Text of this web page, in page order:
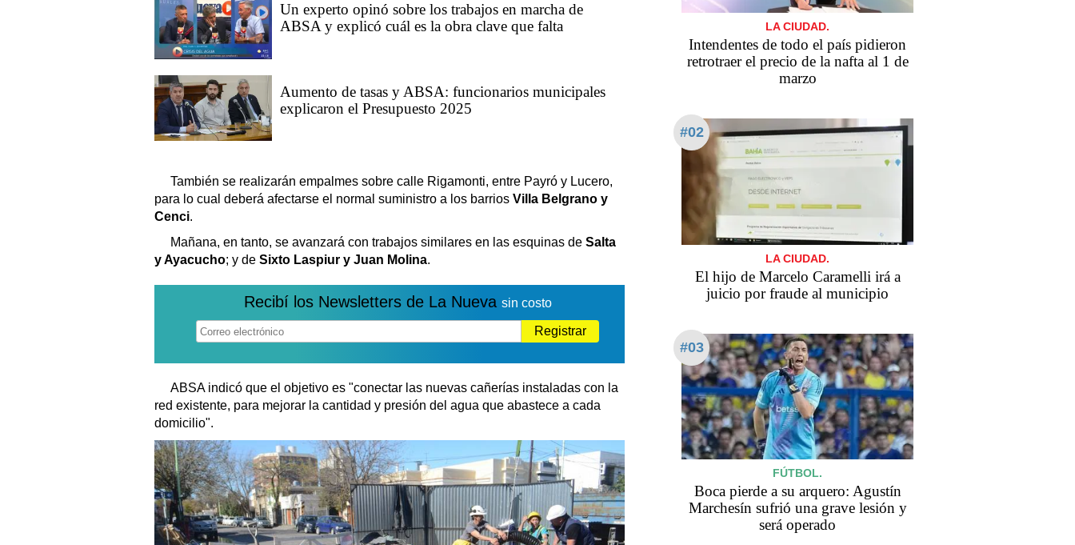
Un experto opinó sobre los trabajos en marcha de
ABSA y explicó cuál es la obra clave que falta
Aumento de tasas y ABSA: funcionarios municipales
explicaron el Presupuesto 2025
También se realizarán empalmes sobre calle Rigamonti, entre Payró y Lucero,
para lo cual deberá afectarse el normal suministro a los barrios Villa Belgrano y
Cenci.
Mañana, en tanto, se avanzará con trabajos similares en las esquinas de Salta
y Ayacucho; y de Sixto Laspiur y Juan Molina.
Recibí los Newsletters de La Nueva sin costo
Registrar
ABSA indicó que el objetivo es "conectar las nuevas cañerías instaladas con la
red existente, para mejorar la cantidad y presión del agua que abastece a cada
domicilio".
LA CIUDAD.
Intendentes de todo el país pidieron
retrotraer el precio de la nafta al 1 de
marzo
#02
LA CIUDAD.
​​​​​El hijo de Marcelo Caramelli irá a
juicio por fraude al municipio
#03
FÚTBOL.
Boca pierde a su arquero: Agustín
Marchesín sufrió una grave lesión y
será operado